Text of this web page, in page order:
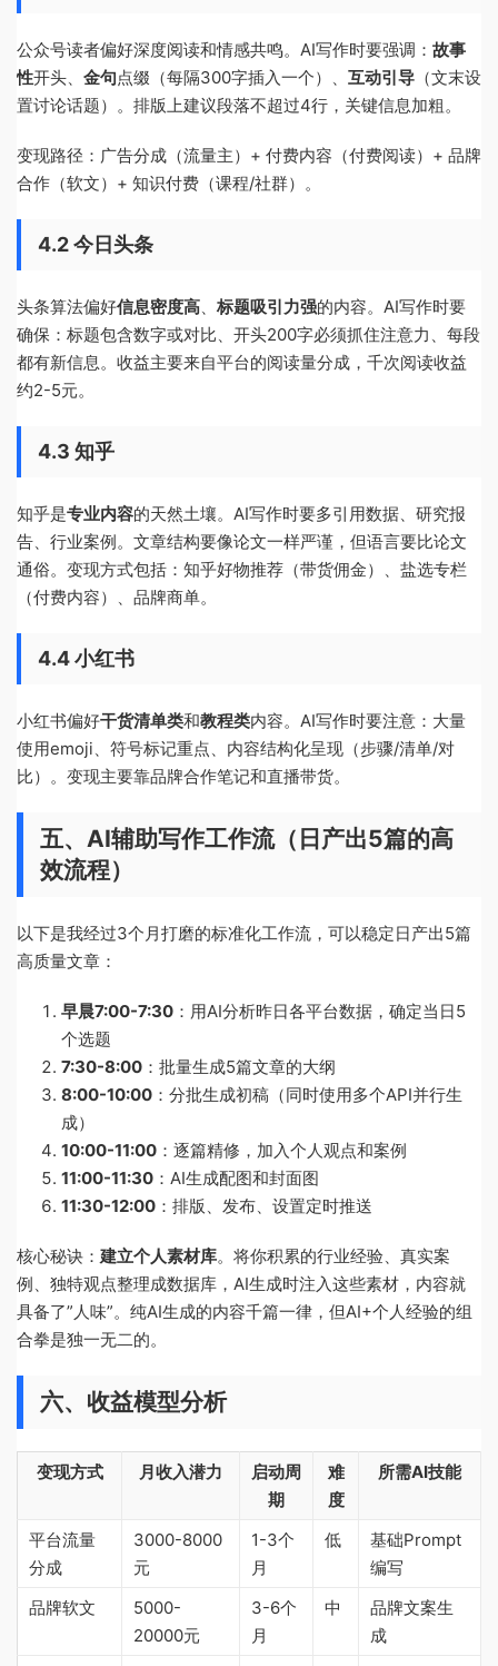
公众号读者偏好深度阅读和情感共鸣。AI写作时要强调： 故事
性开头、 金句点缀（每隔300字插入一个）、 互动引导 （文末设
置讨论话题）。排版上建议段落不超过4行，关键信息加粗。
变现路径：广告分成（流量主）+ 付费内容（付费阅读）+ 品牌
合作（软文）+ 知识付费（课程/社群）。
4.2 今日头条
头条算法偏好信息密度高、 标题吸引力强的内容。AI写作时要
确保：标题包含数字或对比、开头200字必须抓住注意力、每段
都有新信息。收益主要来自平台的阅读量分成，千次阅读收益
约2-5元。
4.3 知乎
知乎是专业内容的天然土壤。AI写作时要多引用数据、研究报
告、行业案例。文章结构要像论文一样严谨，但语言要比论文
通俗。变现方式包括：知乎好物推荐（带货佣金）、盐选专栏
（付费内容）、品牌商单。
4.4 小红书
小红书偏好干货清单类和教程类内容。AI写作时要注意：大量
使用emoji、符号标记重点、内容结构化呈现（步骤/清单/对
比）。变现主要靠品牌合作笔记和直播带货。
五、AI辅助写作工作流（日产出5篇的高
效流程）
以下是我经过3个月打磨的标准化工作流，可以稳定日产出5篇
高质量文章：
早晨7:00-7:30 ：用AI分析昨日各平台数据，确定当日5
个选题
7:30-8:00 ：批量生成5篇文章的大纲
8:00-10:00 ：分批生成初稿（同时使用多个API并行生
成）
10:00-11:00 ：逐篇精修，加入个人观点和案例
11:00-11:30 ：AI生成配图和封面图
11:30-12:00 ：排版、发布、设置定时推送
核心秘诀： 建立个人素材库。将你积累的行业经验、真实案
例、独特观点整理成数据库，AI生成时注入这些素材，内容就
具备了”人味”。纯AI生成的内容千篇一律，但AI+个人经验的组
合拳是独一无二的。
六、收益模型分析
变现方式 月收入潜力
启动周
期
难
度
所需AI技能
平台流量
分成
3000-8000
元
1-3个
月
低
基础Prompt
编写
品牌软文
5000-
20000元
3-6个
月
中
品牌文案生
成